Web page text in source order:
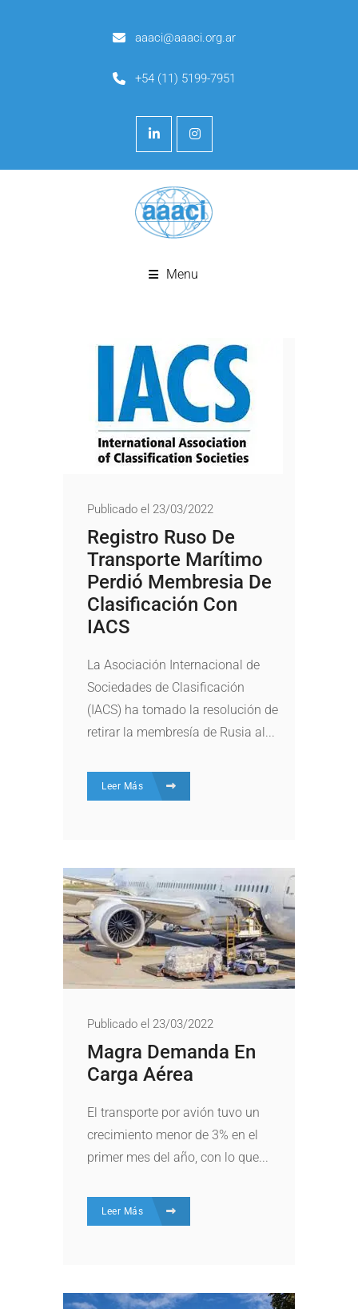
aaaci@aaaci.org.ar
+54 (11) 5199-7951
Menu
Publicado el 23/03/2022
Registro Ruso De
Transporte Marítimo
Perdió Membresia De
Clasificación Con
IACS
La Asociación Internacional de
Sociedades de Clasificación
(IACS) ha tomado la resolución de
retirar la membresía de Rusia al...
Leer Más
Publicado el 23/03/2022
Magra Demanda En
Carga Aérea
El transporte por avión tuvo un
crecimiento menor de 3% en el
primer mes del año, con lo que...
Leer Más